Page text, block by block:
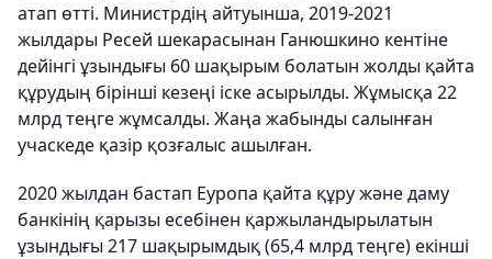
атап өтті. Министрдің айтуынша, 2019-2021
жылдары Ресей шекарасынан Ганюшкино кентіне
дейінгі ұзындығы 60 шақырым болатын жолды қайта
құрудың бірінші кезеңі іске асырылды. Жұмысқа 22
млрд теңге жұмсалды. Жаңа жабынды салынған
учаскеде қазір қозғалыс ашылған.
2020 жылдан бастап Еуропа қайта құру және даму
банкінің қарызы есебінен қаржыландырылатын
ұзындығы 217 шақырымдық (65,4 млрд теңге) екінші